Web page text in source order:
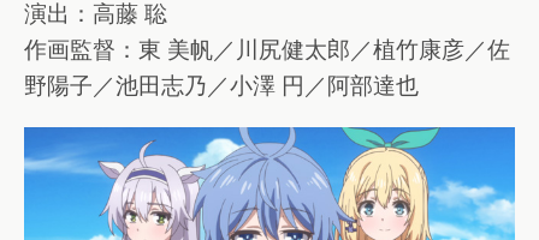
演出：高藤 聡
作画監督：東 美帆／川尻健太郎／植竹康彦／佐
野陽子／池田志乃／小澤 円／阿部達也